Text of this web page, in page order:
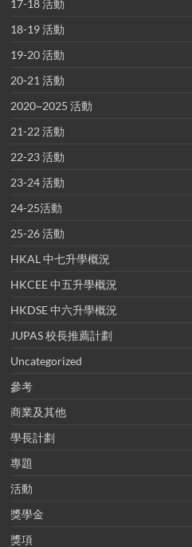
17-18 活動
18-19 活動
19-20 活動
20-21 活動
2020~2025 活動
21-22 活動
22-23 活動
23-24 活動
24-25活動
25-26 活動
HKAL 中七升學概況
HKCEE 中五升學概況
HKDSE 中六升學概況
JUPAS 校長推薦計劃
Uncategorized
參考
商業及其他
學長計劃
專題
活動
獎學金
獎項